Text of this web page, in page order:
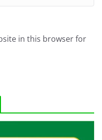
in this browser for